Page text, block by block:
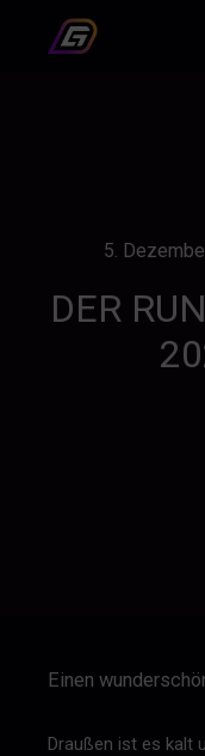
5.
DER
Einen
Draußen ist es kalt